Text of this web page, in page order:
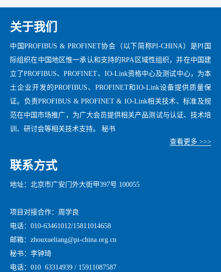
关于我们
中国PROFIBUS & PROFINET协会（以下简称PI-CHINA）是PI国
际组织在中国地区惟一承认和支持的RPA区域性组织，并在中国建
立了PROFIBUS、PROFINET、IO-Link资格中心及测试中心，为本
土企业开发的PROFIBUS、PROFINET和IO-Link设备提供质量保
证。负责PROFIBUS & PROFINET & IO-Link相关技术、标准及规
范在中国市场推广，为广大会员提供相关产品测试与认证、技术培
训、研讨会等相关技术支持。 秘书
查看更多 >>>
联系方式
地址：北京市广安门外大街甲397号 100055
项目对接合作：周学良
电话：010-63461012/15811014658
邮箱：zhouxueliang@pi-china.org.cn
秘书：李钟琦
电话：010 63314939 / 15911087587